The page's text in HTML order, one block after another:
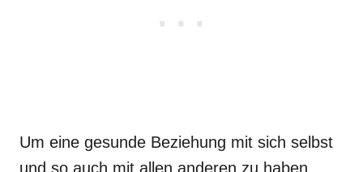
Um eine gesunde Beziehung mit sich selbst
und so auch mit allen anderen zu haben,